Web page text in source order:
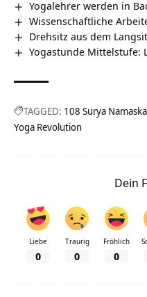
Yogalehrer werden in
Wissenschaftliche
Drehsitz aus dem
Yogastunde Mittelstufe:
TAGGED: 108 Surya
Yoga Revolution
Dein
Liebe
0
Traurig
0
Fröhlich
0